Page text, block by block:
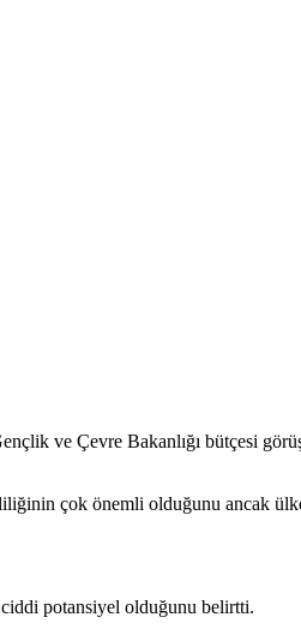
ve Çevre Bakanlığı bütçesi
çok önemli olduğunu ancak
ciddi potansiyel olduğunu belirtti.